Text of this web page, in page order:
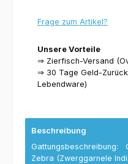
Frage zum Artikel?
Unsere Vorteile
⇒ Zierfisch-Versand
⇒ 30 Tage Geld-
Lebendware)
Beschreibung
Gattungsbeschreibung:
Zebra (Zwerggarnele